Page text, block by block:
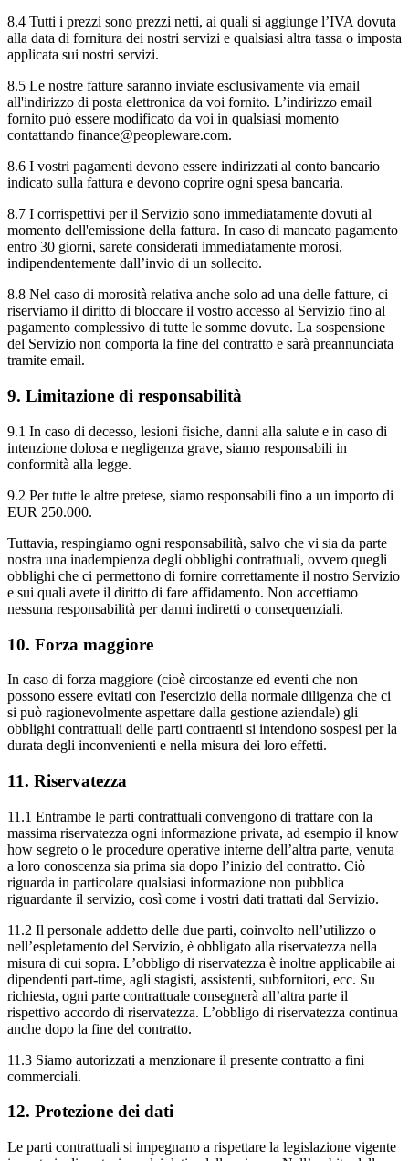
8.4 Tutti i prezzi sono prezzi netti, ai quali si aggiunge l’IVA dovuta
alla data di fornitura dei nostri servizi e qualsiasi altra tassa o imposta
applicata sui nostri servizi.
8.5 Le nostre fatture saranno inviate esclusivamente via email
all'indirizzo di posta elettronica da voi fornito. L’indirizzo email
fornito può essere modificato da voi in qualsiasi momento
contattando finance@peopleware.com.
8.6 I vostri pagamenti devono essere indirizzati al conto bancario
indicato sulla fattura e devono coprire ogni spesa bancaria.
8.7 I corrispettivi per il Servizio sono immediatamente dovuti al
momento dell'emissione della fattura. In caso di mancato pagamento
entro 30 giorni, sarete considerati immediatamente morosi,
indipendentemente dall’invio di un sollecito.
8.8 Nel caso di morosità relativa anche solo ad una delle fatture, ci
riserviamo il diritto di bloccare il vostro accesso al Servizio fino al
pagamento complessivo di tutte le somme dovute. La sospensione
del Servizio non comporta la fine del contratto e sarà preannunciata
tramite email.
9. Limitazione di responsabilità
9.1 In caso di decesso, lesioni fisiche, danni alla salute e in caso di
intenzione dolosa e negligenza grave, siamo responsabili in
conformità alla legge.
9.2 Per tutte le altre pretese, siamo responsabili fino a un importo di
EUR 250.000.
Tuttavia, respingiamo ogni responsabilità, salvo che vi sia da parte
nostra una inadempienza degli obblighi contrattuali, ovvero quegli
obblighi che ci permettono di fornire correttamente il nostro Servizio
e sui quali avete il diritto di fare affidamento. Non accettiamo
nessuna responsabilità per danni indiretti o consequenziali.
10. Forza maggiore
In caso di forza maggiore (cioè circostanze ed eventi che non
possono essere evitati con l'esercizio della normale diligenza che ci
si può ragionevolmente aspettare dalla gestione aziendale) gli
obblighi contrattuali delle parti contraenti si intendono sospesi per la
durata degli inconvenienti e nella misura dei loro effetti.
11. Riservatezza
11.1 Entrambe le parti contrattuali convengono di trattare con la
massima riservatezza ogni informazione privata, ad esempio il know
how segreto o le procedure operative interne dell’altra parte, venuta
a loro conoscenza sia prima sia dopo l’inizio del contratto. Ciò
riguarda in particolare qualsiasi informazione non pubblica
riguardante il servizio, così come i vostri dati trattati dal Servizio.
11.2 Il personale addetto delle due parti, coinvolto nell’utilizzo o
nell’espletamento del Servizio, è obbligato alla riservatezza nella
misura di cui sopra. L’obbligo di riservatezza è inoltre applicabile ai
dipendenti part-time, agli stagisti, assistenti, subfornitori, ecc. Su
richiesta, ogni parte contrattuale consegnerà all’altra parte il
rispettivo accordo di riservatezza. L’obbligo di riservatezza continua
anche dopo la fine del contratto.
11.3 Siamo autorizzati a menzionare il presente contratto a fini
commerciali.
12. Protezione dei dati
Le parti contrattuali si impegnano a rispettare la legislazione vigente